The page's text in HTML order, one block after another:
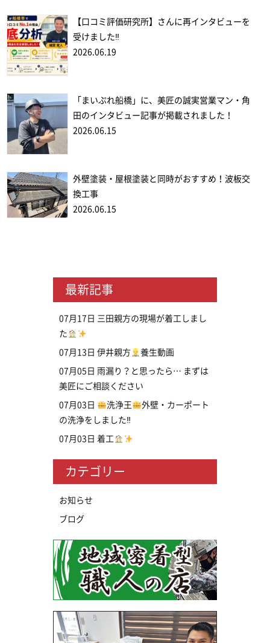
【口コミ評価研究所】さんに再インタビューを
受けました‼
2026.06.19
「まいぷれ船橋」に、美匠の誠実営業マン・角
田のインタビュー記事が掲載されました！
2026.06.15
外壁塗装・屋根塗装と同時がおすすめ！波板交
換工事
2026.06.15
最新記事
07月17日 三田親方の現場が着工しまし
た
07月13日 伊井親方 養生動画
07月05日 雨漏り？と思ったら… まずは
美匠にご相談ください
07月03日 洗浄王
外壁・カーポート
の洗浄をしました‼
07月03日 着工
カテゴリー
お知らせ
ブログ